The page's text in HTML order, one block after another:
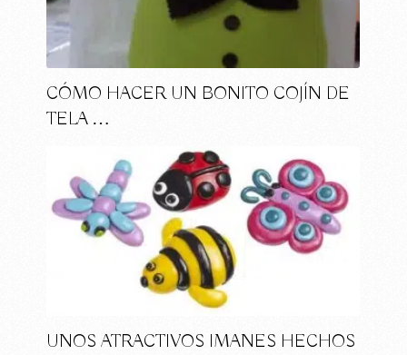
CÓMO HACER UN BONITO COJÍN DE
TELA …
UNOS ATRACTIVOS IMANES HECHOS